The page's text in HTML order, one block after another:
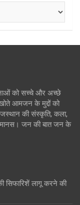
को सच्चे और अच्छे
आमजन के मुद्दों को
की संस्कृति, कला,
जन की बात जन के
सिफारिशें लागू करने की